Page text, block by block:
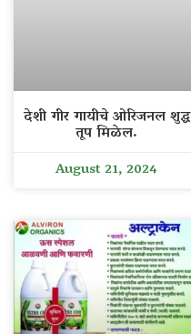
देशी गीर गायीचे ओरिजनल शुद्ध
तूप मिळेल.
August 21, 2024